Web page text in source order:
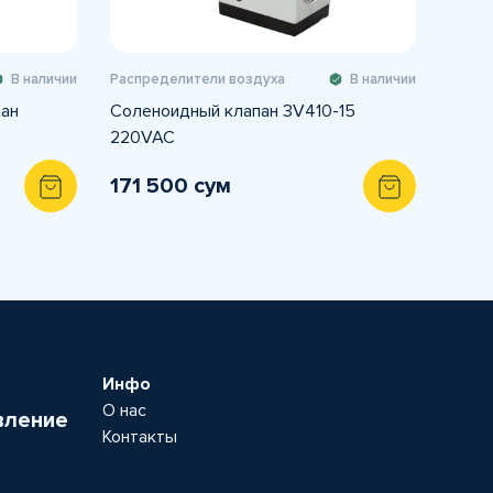
В наличии Распределители воздуха В наличии
Соленоидный клапан 3V410-15
220VAC
171 500 сум
Инфо
О нас
Контакты